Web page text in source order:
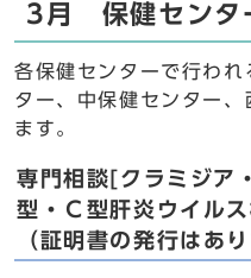
3月 保健センタ
各保健センターで行わ
ター、中保健センター
ます。
専門相談[クラミジア
型・Ｃ型肝炎ウイル
（証明書の発行はあり